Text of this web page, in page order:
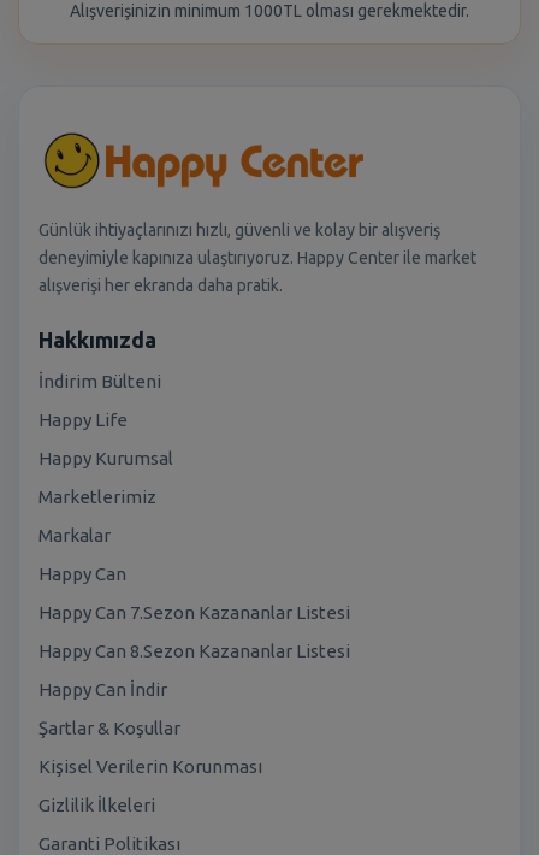
Alışverişinizin minimum 1000TL olması gerekmektedir.
Günlük ihtiyaçlarınızı hızlı, güvenli ve kolay bir alışveriş
deneyimiyle kapınıza ulaştırıyoruz. Happy Center ile market
alışverişi her ekranda daha pratik.
Hakkımızda
İndirim Bülteni
Happy Life
Happy Kurumsal
Marketlerimiz
Markalar
Happy Can
Happy Can 7.Sezon Kazananlar Listesi
Happy Can 8.Sezon Kazananlar Listesi
Happy Can İndir
Şartlar & Koşullar
Kişisel Verilerin Korunması
Gizlilik İlkeleri
Garanti Politikası